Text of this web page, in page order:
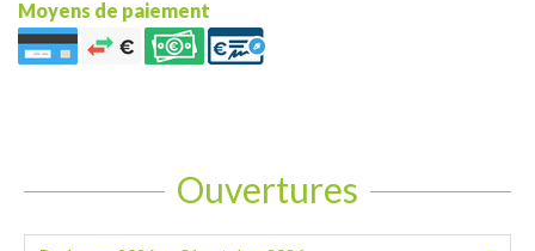
Moyens de paiement
Ouvertures